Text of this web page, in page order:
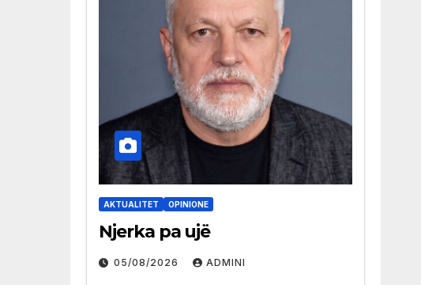
AKTUALITET OPINIONE
Njerka pa ujë
05/08/2026 ADMINI